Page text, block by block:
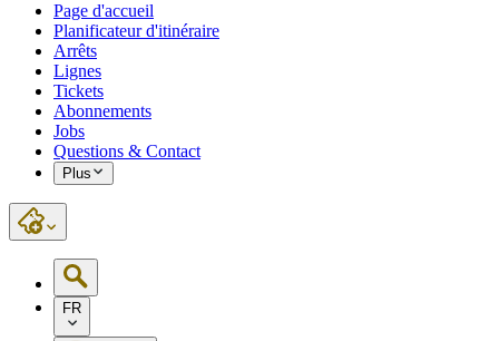
Page d'accueil
Planificateur d'itinéraire
Arrêts
Lignes
Tickets
Abonnements
Jobs
Questions & Contact
Plus
FR